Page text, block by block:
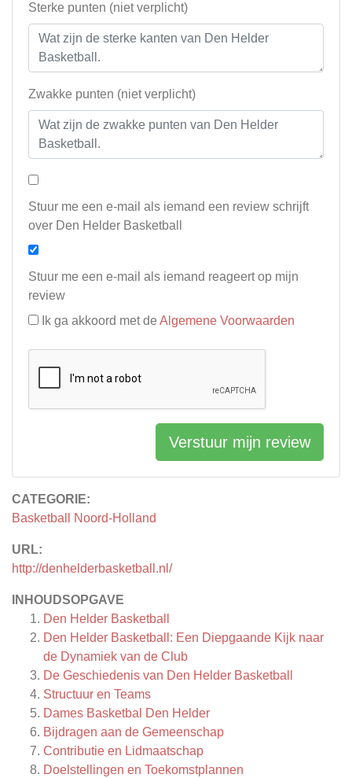
CATEGORIE:
Basketball Noord-Holland
URL:
http://denhelderbasketball.nl/
INHOUDSOPGAVE
Den Helder Basketball
Den Helder Basketball: Een Diepgaande Kijk naar
de Dynamiek van de Club
De Geschiedenis van Den Helder Basketball
Structuur en Teams
Dames Basketbal Den Helder
Bijdragen aan de Gemeenschap
Contributie en Lidmaatschap
Doelstellingen en Toekomstplannen
Sterke punten (niet verplicht)
Zwakke punten (niet verplicht)
Stuur me een e-mail als iemand een review schrijft
over Den Helder Basketball
Stuur me een e-mail als iemand reageert op mijn
review
Ik ga akkoord met de Algemene Voorwaarden
Verstuur mijn review